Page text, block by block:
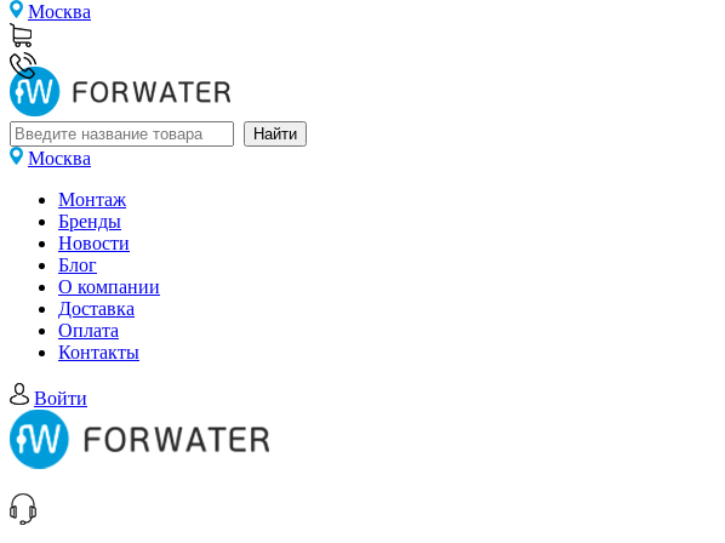
Москва
Москва
Монтаж
Бренды
Новости
Блог
О компании
Доставка
Оплата
Контакты
Войти